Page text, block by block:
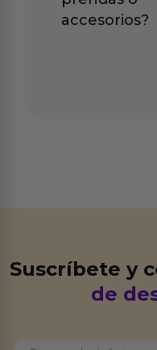
accesorios?
Suscríbete y
de